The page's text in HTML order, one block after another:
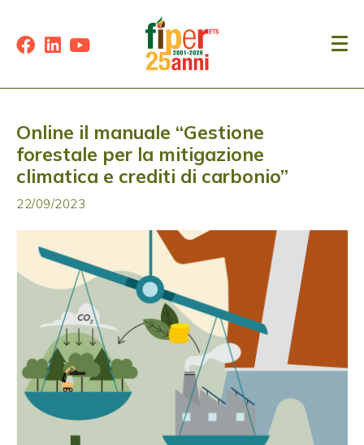
Online il manuale “Gestione
forestale per la mitigazione
climatica e crediti di carbonio”
22/09/2023